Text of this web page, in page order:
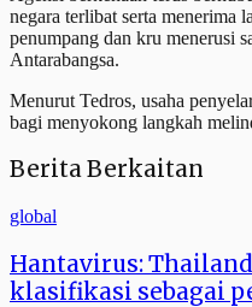
negara terlibat serta menerima
penumpang dan kru menerusi
Antarabangsa.
Menurut Tedros, usaha
bagi menyokong langkah
Berita Berkaitan
global
Hantavirus:
klasifikasi sebagai